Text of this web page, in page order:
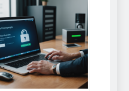
доступа: полный
гид